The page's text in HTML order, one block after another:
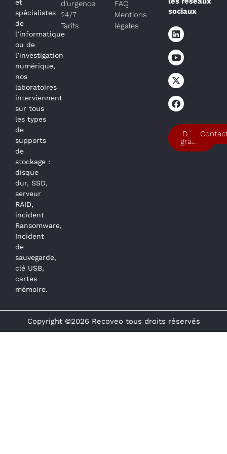
et
spécialistes
de
l’informatique
ou de
l’investigation
numérique,
nos
laboratoires
interviennent
sur tous
les types
de
supports
de
stockage :
disque
dur, SSD,
serveur
RAID,
incident
Ransomware,
Incident
de
sauvegarde,
clé USB,
cartes
mémoire.
d’urgence
24/7
Tarifs
FAQ
Mentions
légales
sociaux
Devis
gratuit
Copyright ©2026 Recoveo tous droits réservés